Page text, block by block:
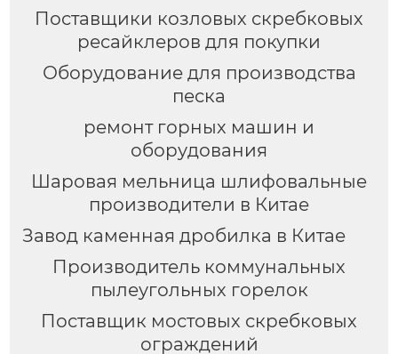
Поставщики козловых скребковых
ресайклеров для покупки
Оборудование для производства
песка
ремонт горных машин и
оборудования
Шаровая мельница шлифовальные
производители в Китае
Завод каменная дробилка в Китае
Производитель коммунальных
пылеугольных горелок
Поставщик мостовых скребковых
ограждений